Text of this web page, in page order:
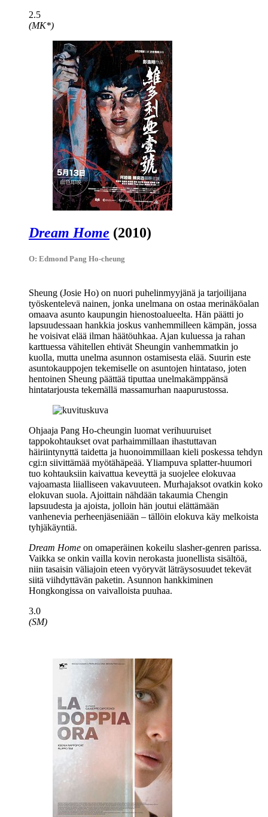
2.5
(MK*)
Dream Home (2010)
O: Edmond Pang Ho-cheung
Sheung (Josie Ho) on nuori puhelinmyyjänä ja tarjoilijana
työskentelevä nainen, jonka unelmana on ostaa merinäköalan
omaava asunto kaupungin hienostoalueelta. Hän päätti jo
lapsuudessaan hankkia joskus vanhemmilleen kämpän, jossa
he voisivat elää ilman häätöuhkaa. Ajan kuluessa ja rahan
karttuessa vähitellen ehtivät Sheungin vanhemmatkin jo
kuolla, mutta unelma asunnon ostamisesta elää. Suurin este
asuntokauppojen tekemiselle on asuntojen hintataso, joten
hentoinen Sheung päättää tiputtaa unelmakämppänsä
hintatarjousta tekemällä massamurhan naapurustossa.
Ohjaaja Pang Ho‑cheungin luomat verihuuruiset
tappokohtaukset ovat parhaimmillaan ihastuttavan
häiriintynyttä taidetta ja huonoimmillaan kieli poskessa tehdyn
cgi:n siivittämää myötähäpeää. Yliampuva splatter-huumori
tuo kohtauksiin kaivattua keveyttä ja suojelee elokuvaa
vajoamasta liialliseen vakavuuteen. Murhajaksot ovatkin koko
elokuvan suola. Ajoittain nähdään takaumia Chengin
lapsuudesta ja ajoista, jolloin hän joutui elättämään
vanhenevia perheenjäseniään – tällöin elokuva käy melkoista
tyhjäkäyntiä.
Dream Home on omaperäinen kokeilu slasher-genren parissa.
Vaikka se onkin vailla kovin nerokasta juonellista sisältöä,
niin tasaisin väliajoin eteen vyöryvät läträysosuudet tekevät
siitä viihdyttävän paketin. Asunnon hankkiminen
Hongkongissa on vaivalloista puuhaa.
3.0
(SM)